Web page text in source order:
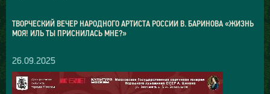
ТВОРЧЕСКИЙ ВЕЧЕР НАРОДНОГО АРТИСТА РОССИИ В. БАРИНОВА «ЖИЗНЬ
МОЯ! ИЛЬ ТЫ ПРИСНИЛАСЬ МНЕ?»
26.09.2025